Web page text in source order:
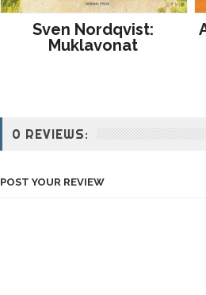
Sven Nordqvist:
Muklavonat
0 REVIEWS:
POST YOUR REVIEW